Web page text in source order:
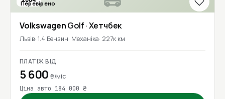
Перевірено
VolkswagenGolf· Хетчбек
Львів 1.4 Бензин Механіка 227к км
ПЛАТІЖ ВІД
5 600₴/міс
Ціна авто 184 000 ₴